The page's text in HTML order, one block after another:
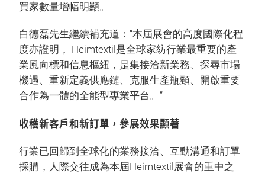
買家數量增幅明顯。
白德磊先生繼續補充道：“本屆展會的高度國際化程
度亦證明， Heimtextil是全球家紡行業最重要的產
業風向標和信息樞紐，是集接洽新業務、探尋市場
機遇、重新定義供應鏈、克服生產瓶頸、開啟重要
合作為一體的全能型專業平台。”
收穫新客戶和新訂單，參展效果顯著
行業已回歸到全球化的業務接洽、互動溝通和訂單
採購，人際交往成為本屆Heimtextil展會的重中之